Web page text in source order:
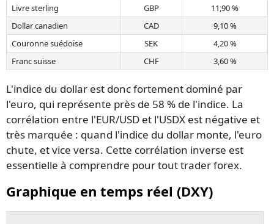
Livre sterling
GBP
11,90 %
Dollar canadien
CAD
9,10 %
Couronne suédoise
SEK
4,20 %
Franc suisse
CHF 3,60 %
L'indice du dollar est donc fortement dominé par
l'euro, qui représente près de 58 % de l'indice. La
corrélation entre l'EUR/USD et l'USDX est négative et
très marquée : quand l'indice du dollar monte, l'euro
chute, et vice versa. Cette corrélation inverse est
essentielle à comprendre pour tout trader forex.
Graphique en temps réel (DXY)